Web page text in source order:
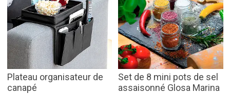
Plateau organisateur de
canapé
Set de 8 mini pots de sel
assaisonné Glosa Marina